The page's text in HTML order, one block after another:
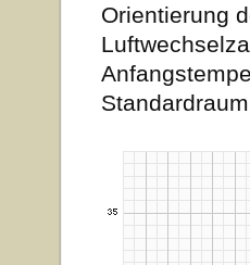
Orientierung